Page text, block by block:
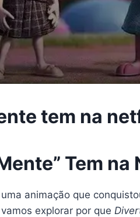
tem na
Tem
uma animação que
explorar por que